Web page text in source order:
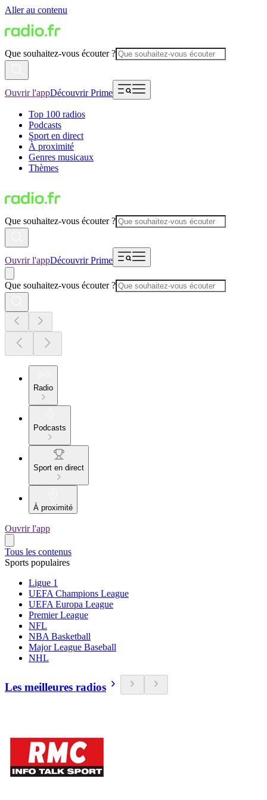
Aller au contenu
Que souhaitez-vous écouter ?
Ouvrir l'appDécouvrir Prime
Top 100 radios
Podcasts
Sport en direct
À proximité
Genres musicaux
Thèmes
Que souhaitez-vous écouter ?
Ouvrir l'appDécouvrir Prime
Que souhaitez-vous écouter ?
Radio
Podcasts
Sport en direct
À proximité
Ouvrir l'app
Tous les contenus
Sports populaires
Ligue 1
UEFA Champions League
UEFA Europa League
Premier League
NFL
NBA Basketball
Major League Baseball
NHL
Les meilleures radios